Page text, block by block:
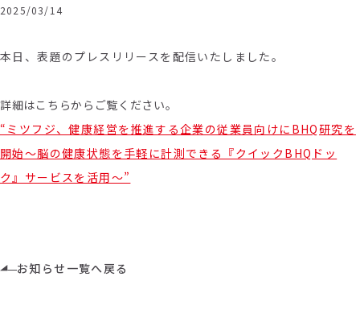
2025/03/14
本日、表題のプレスリリースを配信いたしました。
詳細はこちらからご覧ください。
“ミツフジ、健康経営を推進する企業の従業員向けにBHQ研究を
開始～脳の健康状態を手軽に計測できる『クイックBHQドッ
ク』サービスを活用～”
お知らせ一覧へ戻る